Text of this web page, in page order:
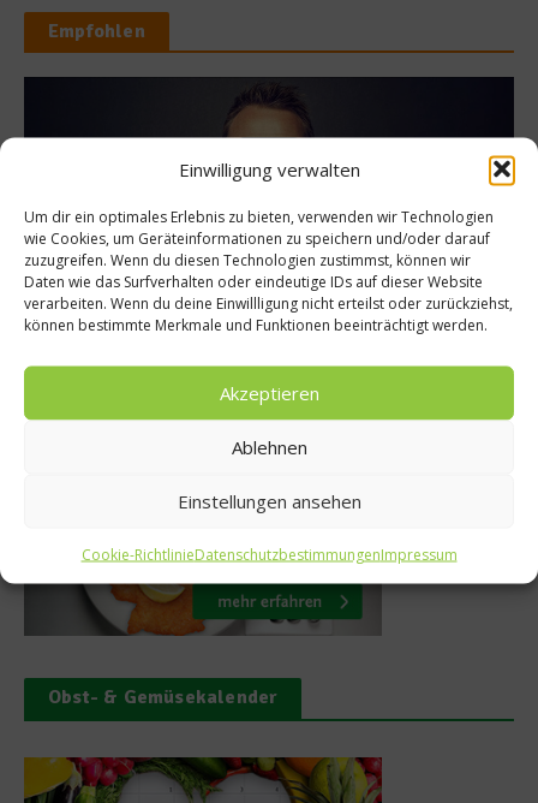
Einwilligung verwalten
Um dir ein optimales Erlebnis zu bieten, verwenden wir Technologien
wie Cookies, um Geräteinformationen zu speichern und/oder darauf
zuzugreifen. Wenn du diesen Technologien zustimmst, können wir
Daten wie das Surfverhalten oder eindeutige IDs auf dieser Website
verarbeiten. Wenn du deine Einwillligung nicht erteilst oder zurückziehst,
können bestimmte Merkmale und Funktionen beeinträchtigt werden.
Akzeptieren
Ablehnen
Einstellungen ansehen
Cookie-RichtlinieDatenschutzbestimmungenImpressum
Empfohlen
DFB
Januar 2017
Rezept
Obst- & Gemüsekalender